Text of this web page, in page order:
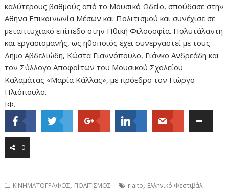
καλύτερους βαθμούς από το Μουσικό Ωδείο, σπούδασε στην
Αθήνα Επικοινωνία Μέσων και Πολιτισμού και συνέχισε σε
μεταπτυχιακό επίπεδο στην Ηθική Φιλοσοφία. Πολυτάλαντη
και εργασιομανής, ως ηθοποιός έχει συνεργαστεί με τους
Δήμο Αβδελιώδη, Κώστα Γιαννόπουλο, Γιάνκο Ανδρεάδη και
τον Σύλλογο Αποφοίτων του Μουσικού Σχολείου
Καλαμάτας «Μαρία Κάλλας», με πρόεδρο τον Γιώργο
Ηλιόπουλο.
ΙΦ.
0
ΚΙΝΗΜΑΤΟΓΡΑΦΟΣ, ΠΟΛΙΤΙΣΜΟΣ rialto, Ελληνικό Φεστιβάλ